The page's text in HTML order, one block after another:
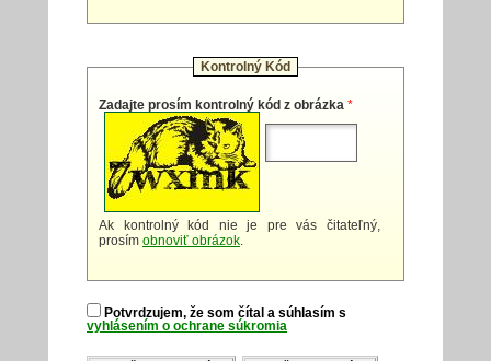
Kontrolný Kód
Zadajte prosím kontrolný kód z obrázka *
Ak kontrolný kód nie je pre vás čitateľný,
prosím obnoviť obrázok.
Potvrdzujem, že som čítal a súhlasím s
vyhlásením o ochrane súkromia